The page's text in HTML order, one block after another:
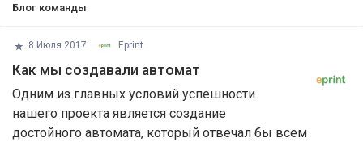
Блог команды
8 Июля 2017 Eprint
Как мы создавали автомат
Одним из главных условий успешности
нашего проекта является создание
достойного автомата, который отвечал бы всем